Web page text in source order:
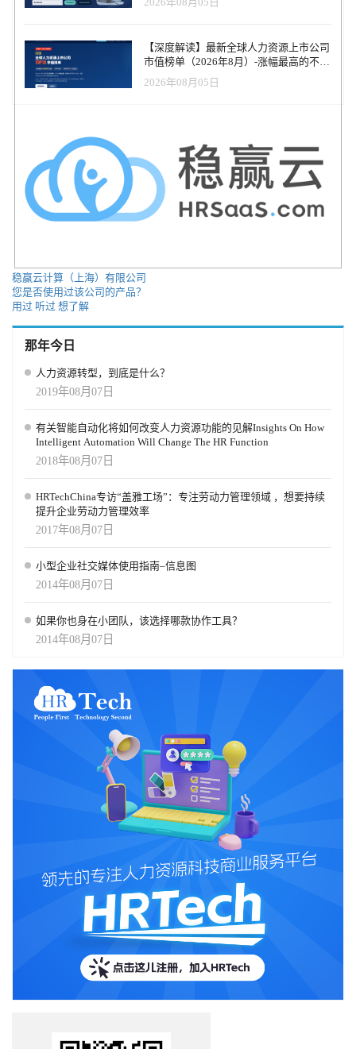
过降低成本门槛、扩大使用范围并实现数据可移植性，BoodleBox契
为学生，我们深知生成式人工智能将定义我们这一代人的技术。我
们一直在寻找不仅是工具，更是一个安全可靠、协作共享且寓教于
乐的平台，帮助学生获取所需AI技能，同时定价符合学校预算——
人工智能技能。" 借助新增资金，BoodleBox计划拓展高等教育领域
布局，增强平台功能，并推动人工智能协作在企业培训、公共机构
及专业领域等新兴板块的应用价值。 BoodleBox还将把主要总部迁至
科罗拉多州科罗拉多斯普林斯市，借此享受该州商业友好环境、获
取新兴科技人才并降低运营成本，同时保持为全美教育机构及劳动
力组织提供服务的实力。 关于BoodleBox BoodleBox是高等教育领域
作业。该平台采用符合《家庭教育权利和隐私法》(FERPA)的安全界
面，以经济实惠的方式提供多款顶尖人工智能模型、定制机器人构
建与作业工具、人工智能辅导服务，以及独特的数据可移植功能
【深度解读】最新全球人力资源上市公司
市值榜单（2026年8月）-涨幅最高的不是
AI软件，而是传统人力服务商
2026年08月05日
稳赢云计算（上海）有限公司
您是否使用过该公司的产品？
用过 听过 想了解
那年今日
人力资源转型，到底是什么？
2019年08月07日
有关智能自动化将如何改变人力资源功能的见解Insights On How
Intelligent Automation Will Change The HR Function
2018年08月07日
HRTechChina专访“盖雅工场”：专注劳动力管理领域 ，想要持续
提升企业劳动力管理效率
2017年08月07日
小型企业社交媒体使用指南–信息图
2014年08月07日
如果你也身在小团队，该选择哪款协作工具？
2014年08月07日